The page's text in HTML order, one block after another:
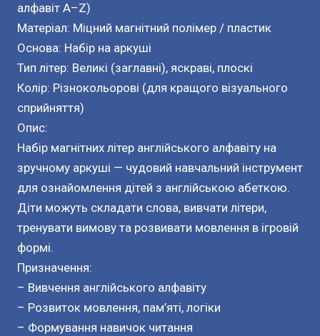
алфавіт A–Z)
Матеріал: Міцний магнітний полімер / пластик
Основа: Набір на аркуші
Тип літер: Великі (заглавні), яскраві, плоскі
Колір: Різнокольорові (для кращого візуального
сприйняття)
Опис:
Набір магнітних літер англійського алфавіту на
зручному аркуші — чудовий навчальний інструмент
для ознайомлення дітей з англійською абеткою.
Діти можуть складати слова, вивчати літери,
тренувати вимову та розвивати мовлення в ігровій
формі.
Призначення:
– Вивчення англійського алфавіту
– Розвиток мовлення, пам’яті, логіки
– Формування навичок читання